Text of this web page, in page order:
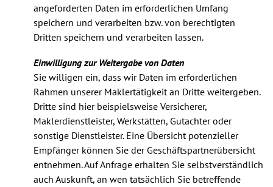
angeforderten Daten im erforderlichen Umfang
speichern und verarbeiten bzw. von berechtigten
Dritten speichern und verarbeiten lassen.
Einwilligung zur Weitergabe von Daten
Sie willigen ein, dass wir Daten im erforderlichen
Rahmen unserer Maklertätigkeit an Dritte weitergeben.
Dritte sind hier beispielsweise Versicherer,
Maklerdienstleister, Werkstätten, Gutachter oder
sonstige Dienstleister. Eine Übersicht potenzieller
Empfänger können Sie der Geschäftspartnerübersicht
entnehmen. Auf Anfrage erhalten Sie selbstverständlich
auch Auskunft, an wen tatsächlich Sie betreffende